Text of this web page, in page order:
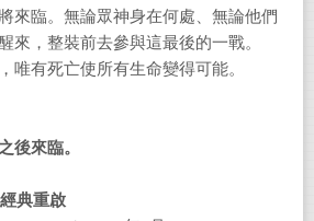
臨。無論眾神身在何處、無論他們
來，整裝前去參與這最後的一戰。
唯有死亡使所有生命變得可能。
後來臨。
典重啟